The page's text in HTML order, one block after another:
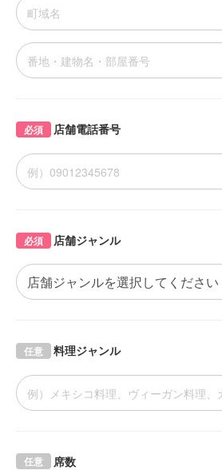
店舗電話番号
必須
店舗ジャンル
必須
料理ジャンル
任意
席数
任意